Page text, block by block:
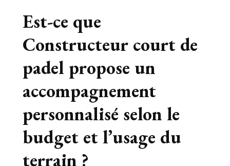
Est-ce que
Constructeur court de
padel propose un
accompagnement
personnalisé selon le
budget et l’usage du
terrain ?